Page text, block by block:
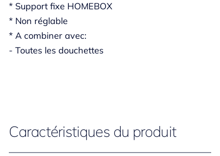
* Support fixe HOMEBOX
* Non réglable
* A combiner avec:
- Toutes les douchettes
Caractéristiques du produit